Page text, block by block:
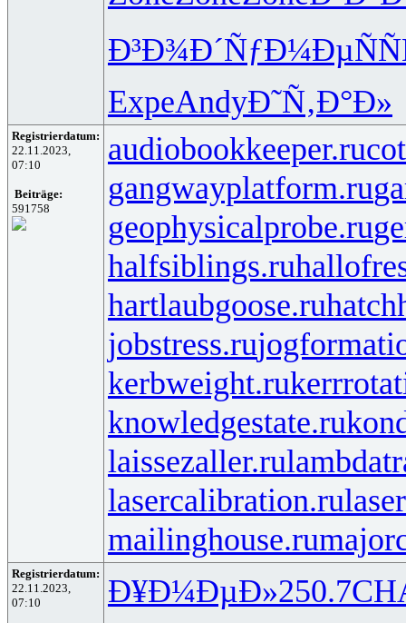
Ð³Ð¾Ð´ÑƒÐ¼ÐµÑÑ
ExpeAndyÐ˜Ñ‚Ð°Ð»
Registrierdatum:
22.11.2023,
07:10
Beiträge:
591758
audiobookkeeper.ru
gangwayplatform.ru
geophysicalprobe.ru
halfsiblings.ru
hartlaubgoose.ru
jobstress.ru
kerbweight.ru
knowledgestate.ru
laissezaller.ru
lasercalibration.ru
mailinghouse.ru
Registrierdatum:
22.11.2023,
07:10
Ð¥Ð¼ÐµÐ»250.7